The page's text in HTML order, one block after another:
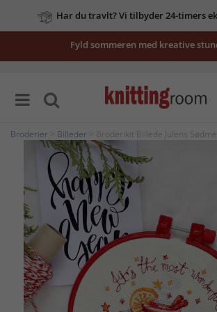
Har du travlt? Vi tilbyder 24-timers
Fyld sommeren med kreative
Broderier Billeder > Broderikit Billede Julens Sødme